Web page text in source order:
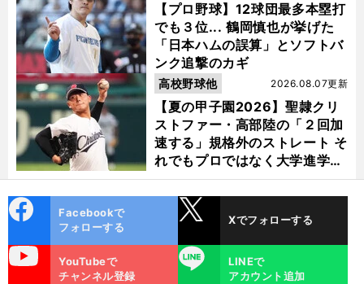
【プロ野球】12球団最多本塁打
でも３位... 鶴岡慎也が挙げた
「日本ハムの誤算」とソフトバ
ンク追撃のカギ
【夏の甲子園2026】聖隷クリ
ストファー・高部陸の「２回加
速する」規格外のストレート そ
れでもプロではなく大学進学を
選ぶ理由
2026.08.07更新
高校野球他
ok
Facebookで
フォローする
Xでフォローする
YouTubeで
チャンネル登録
LINE
LINEで
アカウント追加